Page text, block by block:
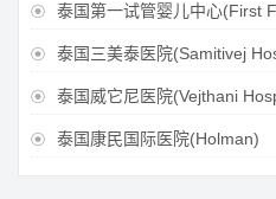
 泰国第一试管婴儿中心(First
 泰国三美泰医院(Samitivej
 泰国威它尼医院(Vejthani
 泰国康民国际医院(Holman)